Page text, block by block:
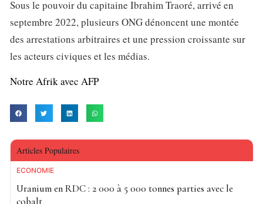
Sous le pouvoir du capitaine Ibrahim Traoré, arrivé en
septembre 2022, plusieurs ONG dénoncent une montée
des arrestations arbitraires et une pression croissante sur
les acteurs civiques et les médias.
Notre Afrik avec AFP
Articles Populaires
ECONOMIE
Uranium en RDC : 2 000 à 5 000 tonnes parties avec le
cobalt